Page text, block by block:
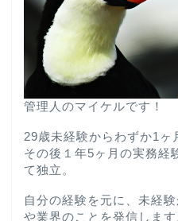
管理人のマイケルです！
29歳未経験からわずか1ヶ
その後１年5ヶ月の実務経
て独立。
自分の経験を元に、未経
や業界のことを発信します